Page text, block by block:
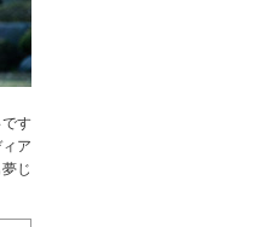
す
ア
じ